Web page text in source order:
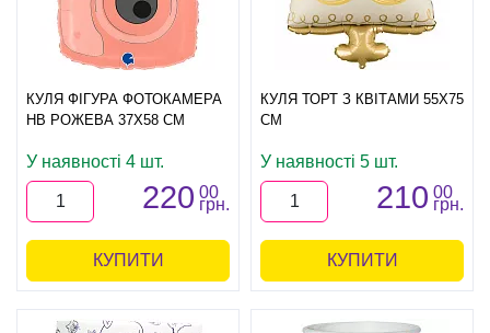
КУЛЯ ФІГУРА ФОТОКАМЕРА
HB РОЖЕВА 37Х58 СМ
У наявності 4 шт.
220 00
грн.
КУПИТИ
КУЛЯ ТОРТ З КВІТАМИ 55Х75
СМ
У наявності 5 шт.
210 00
грн.
КУПИТИ